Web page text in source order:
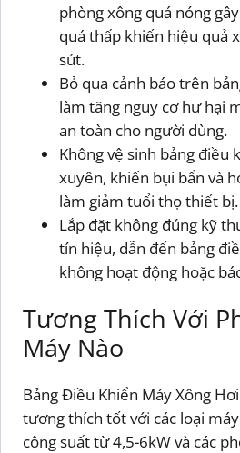
phòng xông quá nóng
quá thấp khiến hiệu quả
sút.
Bỏ qua cảnh báo trên
làm tăng nguy cơ hư hại
an toàn cho người dùng.
Không vệ sinh bảng điều
xuyên, khiến bụi bẩn và
làm giảm tuổi thọ thiết bị.
Lắp đặt không đúng kỹ
tín hiệu, dẫn đến bảng
không hoạt động hoặc
Tương Thích Với
Máy Nào
Bảng Điều Khiển Máy Xông
tương thích tốt với các loại
công suất từ 4,5-6kW và các